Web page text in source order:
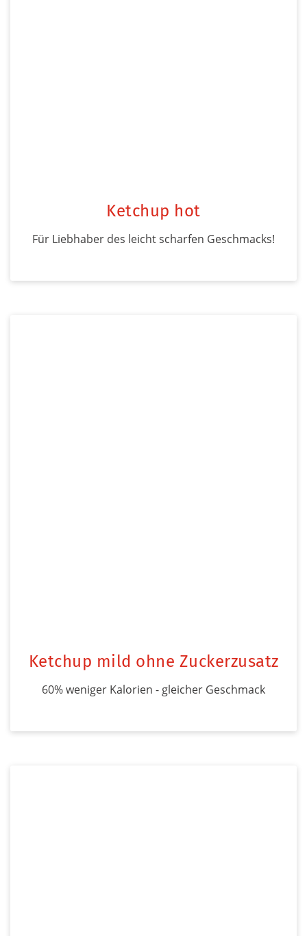
Ketchup hot
Für Liebhaber des leicht scharfen Geschmacks!
Ketchup mild ohne Zuckerzusatz
60% weniger Kalorien - gleicher Geschmack